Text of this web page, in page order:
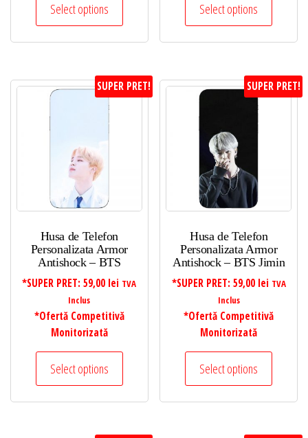
Select options Select options
SUPER PRET!
Husa de Telefon
Personalizata Armor
Antishock – BTS
*SUPER PRET:59,00 lei TVA
Inclus
*Ofertă Competitivă
Monitorizată
Select options
SUPER PRET!
Husa de Telefon
Personalizata Armor
Antishock – BTS Jimin
*SUPER PRET: 59,00 lei TVA
Inclus
*Ofertă Competitivă
Monitorizată
Select options